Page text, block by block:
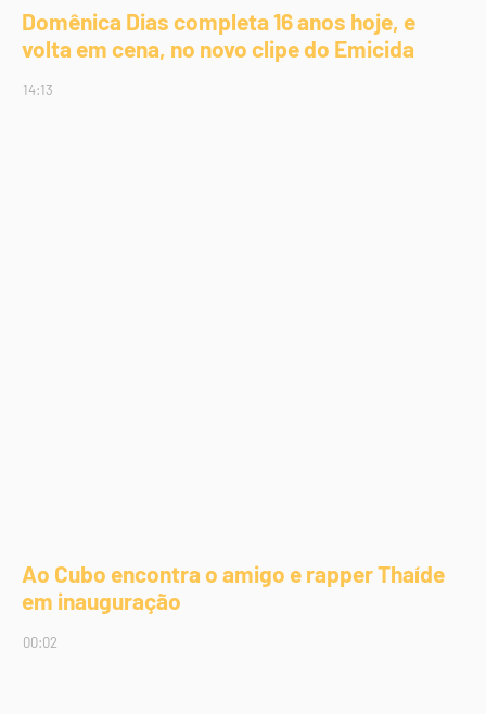
Domênica Dias completa 16 anos hoje, e
volta em cena, no novo clipe do Emicida
14:13
Ao Cubo encontra o amigo e rapper Thaíde
em inauguração
00:02